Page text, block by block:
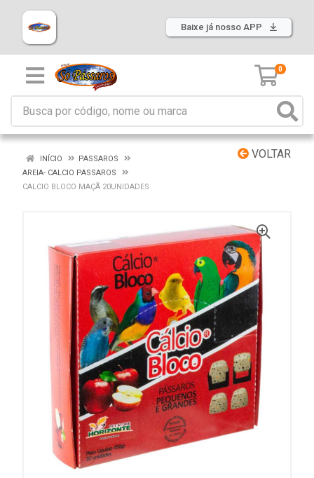
Baixe já nosso APP
0
VOLTAR
INÍCIO
PASSAROS
AREIA- CALCIO PASSAROS
CALCIO BLOCO MAÇÃ 20UNIDADES